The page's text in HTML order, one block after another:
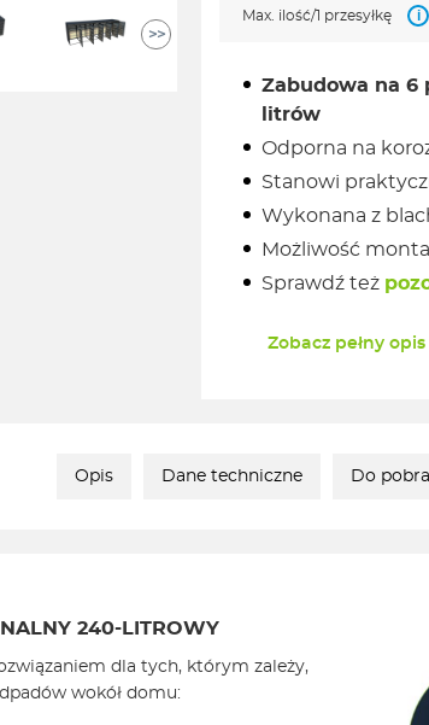
>>
Max. ilość/1 przesyłkę i
Zabudowa na 6
litrów
Odporna na
Stanowi
Wykonana z
Możliwość
Sprawdź też
Zobacz pełny opis
Opis Dane techniczne Do
240-LITROWY
dla tych, którym zależy,
wokół domu: